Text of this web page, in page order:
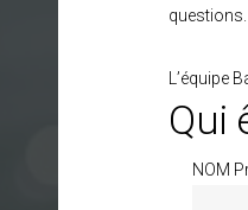
questions.
L’équipe
Qui
NOM